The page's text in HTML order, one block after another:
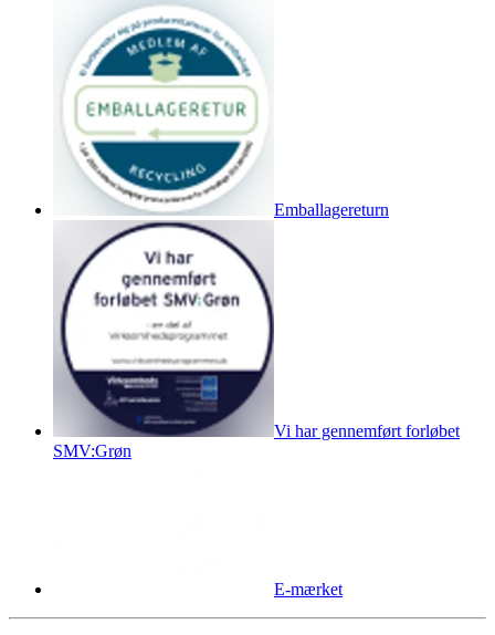
Emballagereturn
Vi har gennemført forløbet
SMV:Grøn
E-mærket